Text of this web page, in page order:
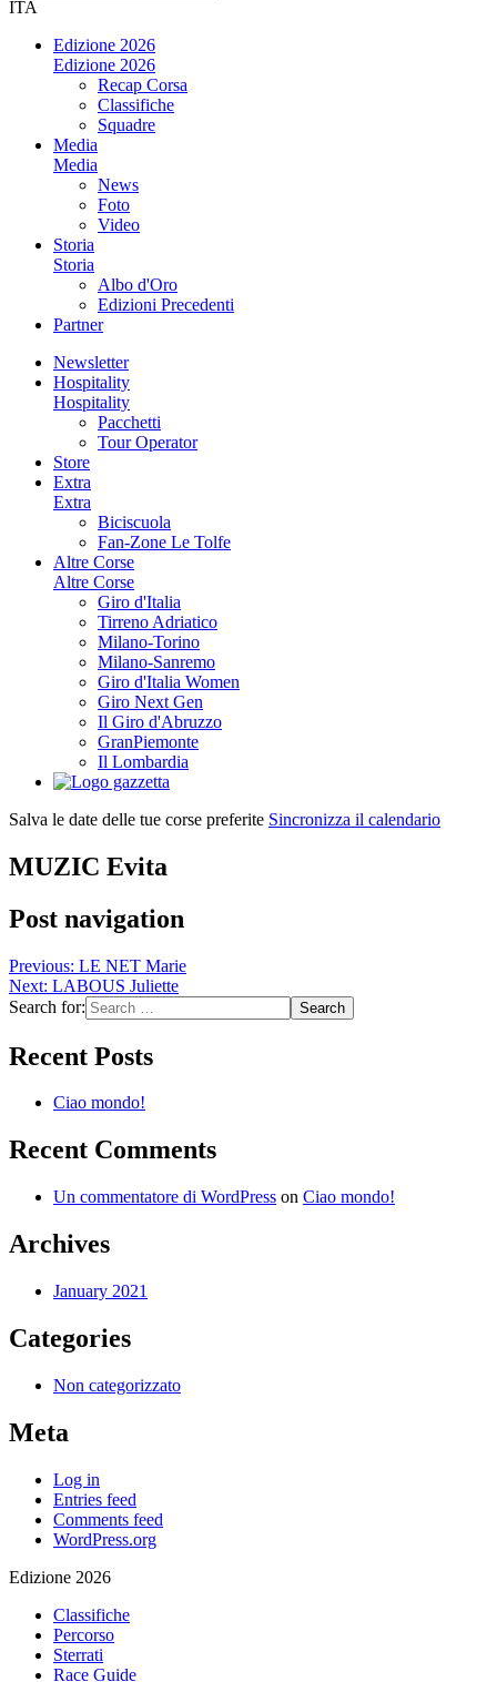
ITA
Edizione 2026
Edizione 2026
Recap Corsa
Classifiche
Squadre
Media
Media
News
Foto
Video
Storia
Storia
Albo d'Oro
Edizioni Precedenti
Partner
Newsletter
Hospitality
Hospitality
Pacchetti
Tour Operator
Store
Extra
Extra
Biciscuola
Fan-Zone Le Tolfe
Altre Corse
Altre Corse
Giro d'Italia
Tirreno Adriatico
Milano-Torino
Milano-Sanremo
Giro d'Italia Women
Giro Next Gen
Il Giro d'Abruzzo
GranPiemonte
Il Lombardia
Salva le date delle tue corse preferite Sincronizza il calendario
MUZIC Evita
Post navigation
Previous: LE NET Marie
Next: LABOUS Juliette
Search for:
Recent Posts
Ciao mondo!
Recent Comments
Un commentatore di WordPress on Ciao mondo!
Archives
January 2021
Categories
Non categorizzato
Meta
Log in
Entries feed
Comments feed
WordPress.org
Edizione 2026
Classifiche
Percorso
Sterrati
Race Guide